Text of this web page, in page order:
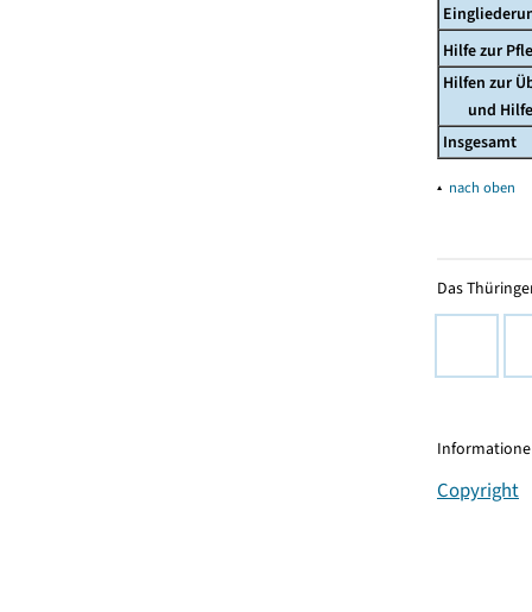
Hilfe zur
Hilfen zur
und Hilfe
Insgesamt
▴ nach oben
Das
Copyright